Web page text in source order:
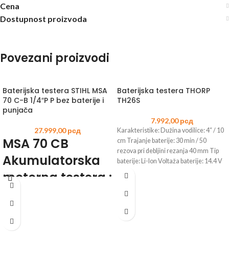
Cena
Dostupnost proizvoda
Povezani proizvodi
Baterijska testera STIHL MSA
70 C-B 1/4″P P bez baterije i
punjača
27.999,00рсд
MSA 70 CB
Akumulatorska
motorna testera :
svestrana i
dobro
Baterijska testera THORP
TH26S
7.992,00рсд
Karakteristike: Dužina vodilice: 4“ / 10
cm Trajanje baterije: 30 min / 50
rezova pri debljini rezanja 40 mm Tip
baterije: Li-lon Voltaža baterije: 14.4 V
Snaga baterije: 1.5 Ah Broj ćelija
napunjenosti baterije Vreme punjenja
rezanja: 100 mm Brzina sečenja: 8 m/s